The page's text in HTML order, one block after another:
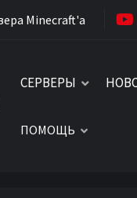
Minecraft'a
СЕРВЕРЫ
ПОМОЩЬ